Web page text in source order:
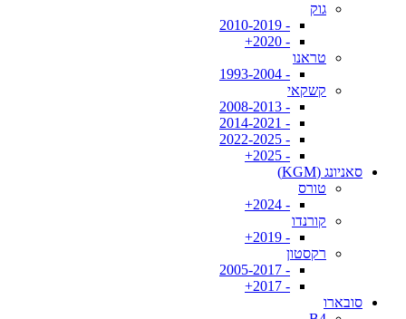
גוק
- 2010-2019
- 2020+
טראנו
- 1993-2004
קשקאי
- 2008-2013
- 2014-2021
- 2022-2025
- 2025+
סאניונג (KGM)
טורס
- 2024+
קורנדו
- 2019+
רקסטון
- 2005-2017
- 2017+
סובארו